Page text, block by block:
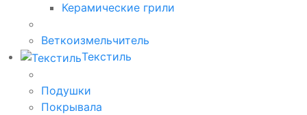
Керамические грили
Веткоизмельчитель
Текстиль
Подушки
Покрывала